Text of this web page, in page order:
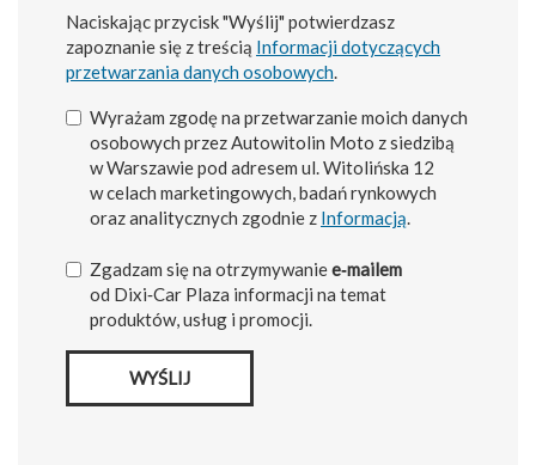
Naciskając przycisk "Wyślij" potwierdzasz
zapoznanie się z treścią Informacji dotyczących
przetwarzania danych osobowych.
Wyrażam zgodę na przetwarzanie moich danych
osobowych przez Autowitolin Moto z siedzibą
w Warszawie pod adresem ul. Witolińska 12
w celach marketingowych, badań rynkowych
oraz analitycznych zgodnie z Informacją.
Zgadzam się na otrzymywaniee‑mailem
od Dixi‑Car Plaza informacji na temat
produktów, usług i promocji.
WYŚLIJ